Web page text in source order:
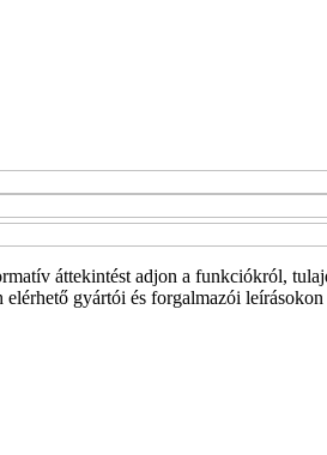
áttekintést adjon a funkciókról,
gyártói és forgalmazói leírásokon